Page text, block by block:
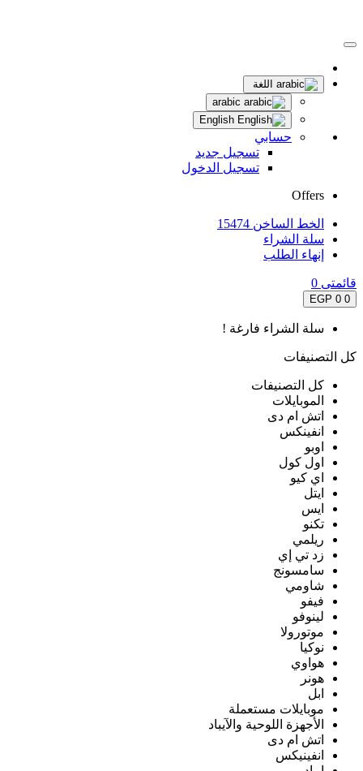
اللغة
حسابي
تسجيل جديد
تسجيل الدخول
Offers
الخط الساخن 15474
سلة الشراء
إنهاء الطلب
قائمتى 0
0
0 EGP
سلة الشراء فارغة !
كل التصنيفات
كل التصنيفات
الموبايلات
اتش ام دى
انفينكس
اوبو
اول كول
اي كيو
ايتل
ايس
تكنو
ريلمي
زد تي إي
سامسونج
شاومي
فيفو
لينوفو
موتورولا
نوكيا
هواوي
هونر
ابل
موبايلات مستعملة
الأجهزة اللوحية والآيباد
اتش ام دى
انفينيكس